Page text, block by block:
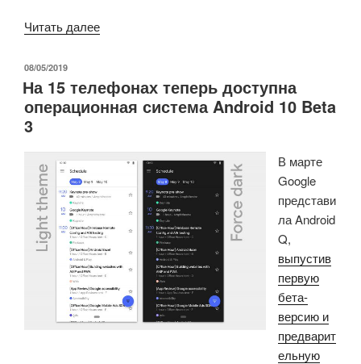
Читать далее«Выемка
уходит
в
ZTE
Axon
20
5G
имеет
камеру,
размещенную
под
дисплеем»
ОПУБЛИКОВАНО
08/05/2019
На 15 телефонах теперь доступна
операционная система Android 10 Beta
3
В марте
Google
представи
ла Android
Q,
выпустив
первую
бета-
версию и
предварит
ельную